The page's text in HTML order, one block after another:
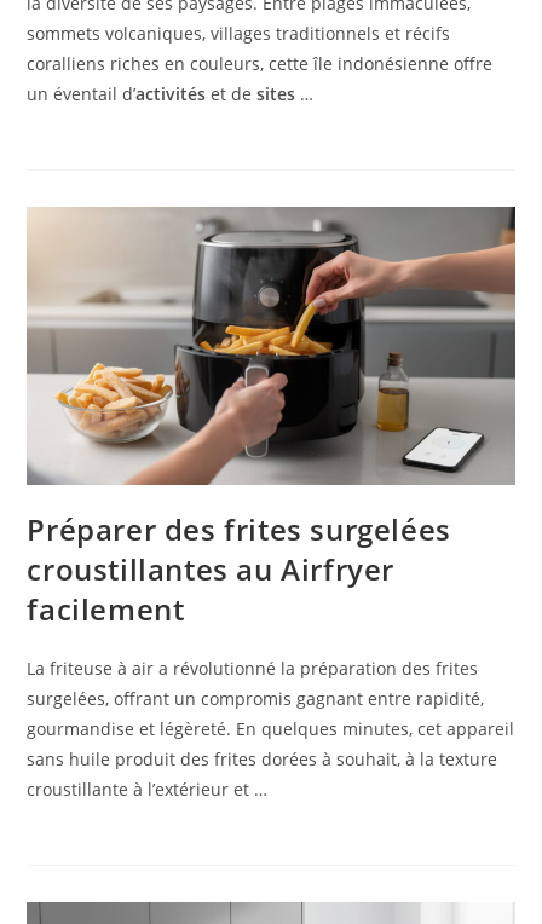
sommets volcaniques, villages traditionnels et récifs
coralliens riches en couleurs, cette île indonésienne offre
un éventail d’activités et desites …
Préparer des frites surgelées
croustillantes au Airfryer
facilement
La friteuse à air a révolutionné la préparation des frites
surgelées, offrant un compromis gagnant entre rapidité,
gourmandise et légèreté. En quelques minutes, cet appareil
sans huile produit des frites dorées à souhait, à la texture
croustillante à l’extérieur et …